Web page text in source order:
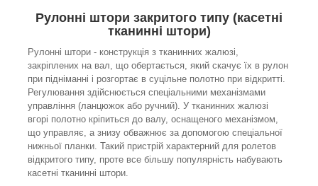
Рулонні штори закритого типу (касетні
тканинні штори)
Рулонні штори - конструкція з тканинних жалюзі,
закріплених на вал, що обертається, який скачує їх в рулон
при підніманні і розгортає в суцільне полотно при відкритті.
Регулювання здійснюється спеціальними механізмами
управління (ланцюжок або ручний). У тканинних жалюзі
вгорі полотно кріпиться до валу, оснащеного механізмом,
що управляє, а знизу обважнює за допомогою спеціальної
нижньої планки. Такий пристрій характерний для ролетов
відкритого типу, проте все більшу популярність набувають
касетні тканинні штори.